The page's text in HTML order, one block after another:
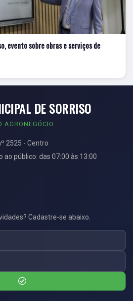
evento sobre obras e serviços de
DE SORRISO
AGRONEGÓCIO
2525 - Centro
público: das 07:00 às 13:00
Cadastre-se abaixo.